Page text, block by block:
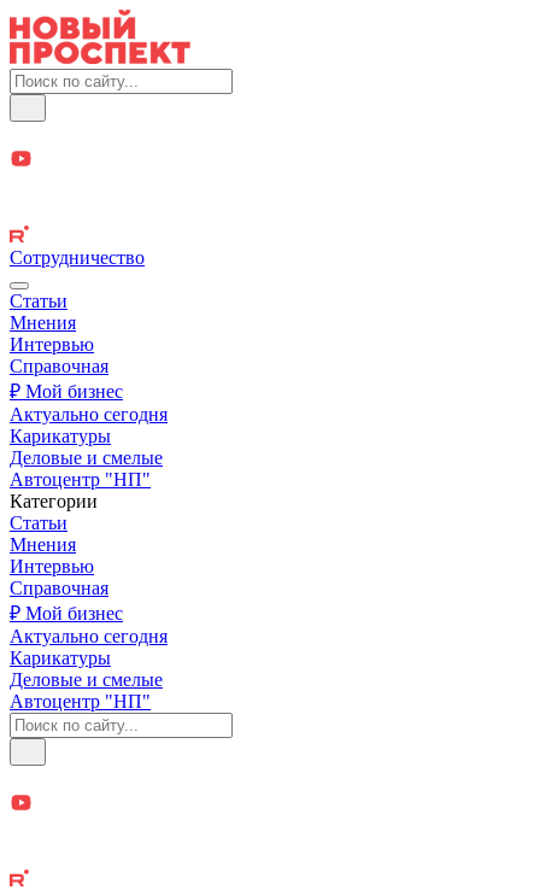
Сотрудничество
Статьи
Мнения
Интервью
Справочная
₽ Мой бизнес
Актуально сегодня
Карикатуры
Деловые и смелые
Автоцентр "НП"
Категории
Статьи
Мнения
Интервью
Справочная
₽ Мой бизнес
Актуально сегодня
Карикатуры
Деловые и смелые
Автоцентр "НП"